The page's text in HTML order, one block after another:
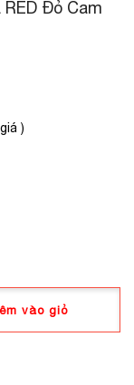
RED Đỏ Cam
)
vào giỏ